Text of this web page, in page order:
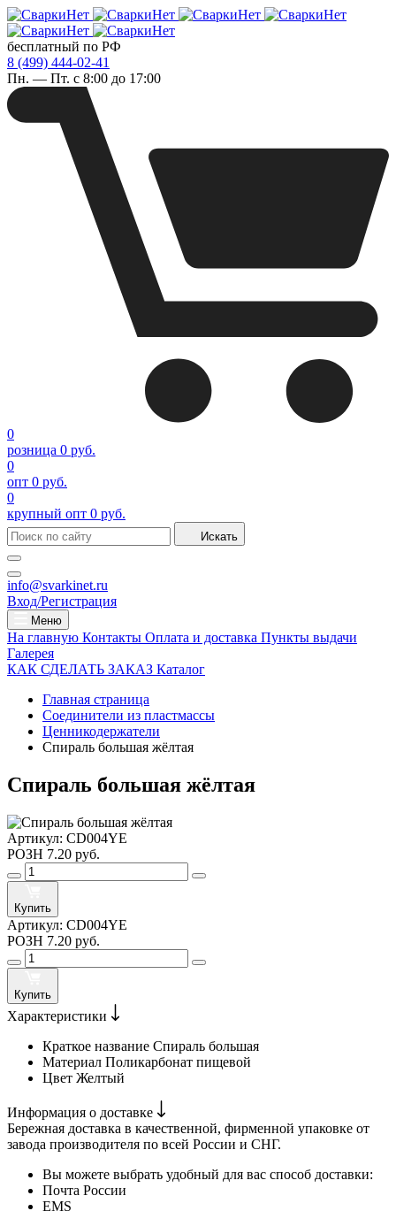
бесплатный по РФ
8 (499) 444-02-41
Пн. — Пт. с 8:00 до 17:00
0
розница 0 руб.
0
опт 0 руб.
0
крупный опт 0 руб.
Искать
info@svarkinet.ru
Вход/Регистрация
Меню
На главную Контакты Оплата и доставка Пункты выдачи
Галерея
КАК СДЕЛАТЬ ЗАКАЗ Каталог
Главная страница
Соединители из пластмассы
Ценникодержатели
Спираль большая жёлтая
Спираль большая жёлтая
Артикул: CD004YE
РОЗН 7.20 руб.
Купить
Артикул: CD004YE
РОЗН 7.20 руб.
Купить
Характеристики
Краткое название Спираль большая
Материал Поликарбонат пищевой
Цвет Желтый
Информация о доставке
Бережная доставка в качественной, фирменной упаковке от
завода производителя по всей России и СНГ.
Вы можете выбрать удобный для вас способ доставки:
Почта России
EMS